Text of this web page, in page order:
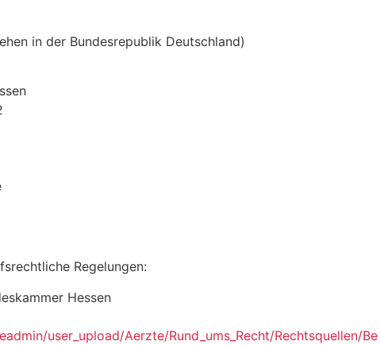
in der Bundesrepublik Deutschland)
Regelungen:
Hessen
user_upload/Aerzte/Rund_ums_Recht/Rechtsquellen/Be